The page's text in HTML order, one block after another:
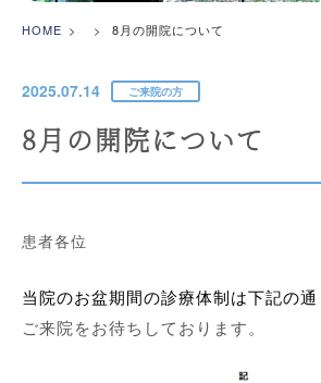
HOME 8月の開院について
2025.07.14 ご来院の方
8月の開院について
患者各位
当院のお盆期間の診療体制は下記の通
ご来院をお待ちしております。